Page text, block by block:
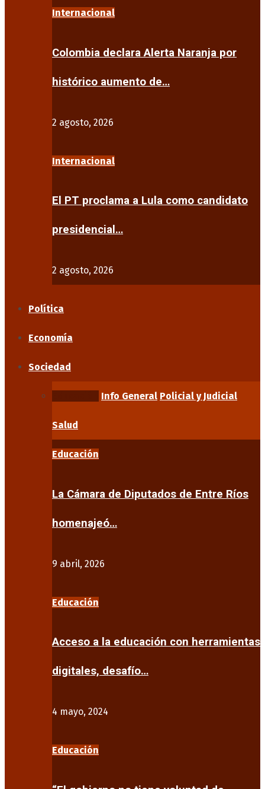
Internacional
Colombia declara Alerta Naranja por
histórico aumento de…
2 agosto, 2026
Internacional
El PT proclama a Lula como candidato
presidencial…
2 agosto, 2026
Política
Economía
Sociedad
Info General Policial y Judicial
Salud
Educación
La Cámara de Diputados de Entre Ríos
homenajeó…
9 abril, 2026
Educación
Acceso a la educación con herramientas
digitales, desafío…
4 mayo, 2024
Educación